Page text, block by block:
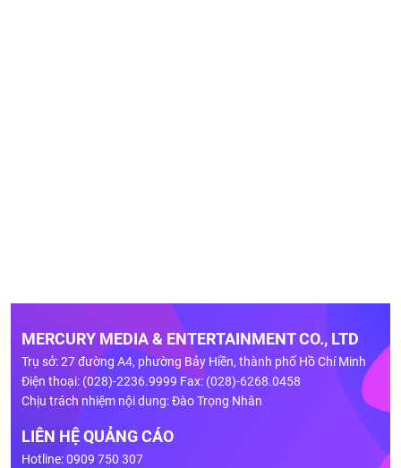
MERCURY MEDIA & ENTERTAINMENT CO., LTD
Trụ sở: 27 đường A4, phường Bảy Hiền, thành phố Hồ Chí Minh
Điện thoại: (028)-2236.9999 Fax: (028)-6268.0458
Chịu trách nhiệm nội dung: Đào Trọng Nhân
LIÊN HỆ QUẢNG CÁO
Hotline: 0909 750 307